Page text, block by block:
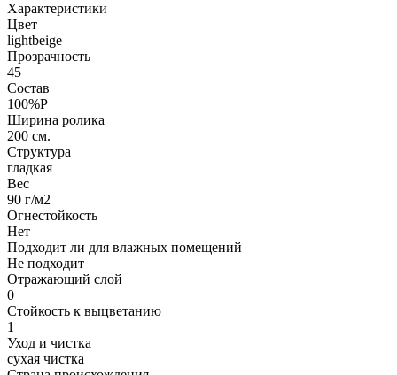
Характеристики
Цвет
lightbeige
Прозрачность
45
Состав
100%P
Ширина ролика
200 см.
Структура
гладкая
Вес
90 г/м2
Огнестойкость
Нет
Подходит ли для влажных помещений
Не подходит
Отражающий слой
0
Стойкость к выцветанию
1
Уход и чистка
сухая чистка